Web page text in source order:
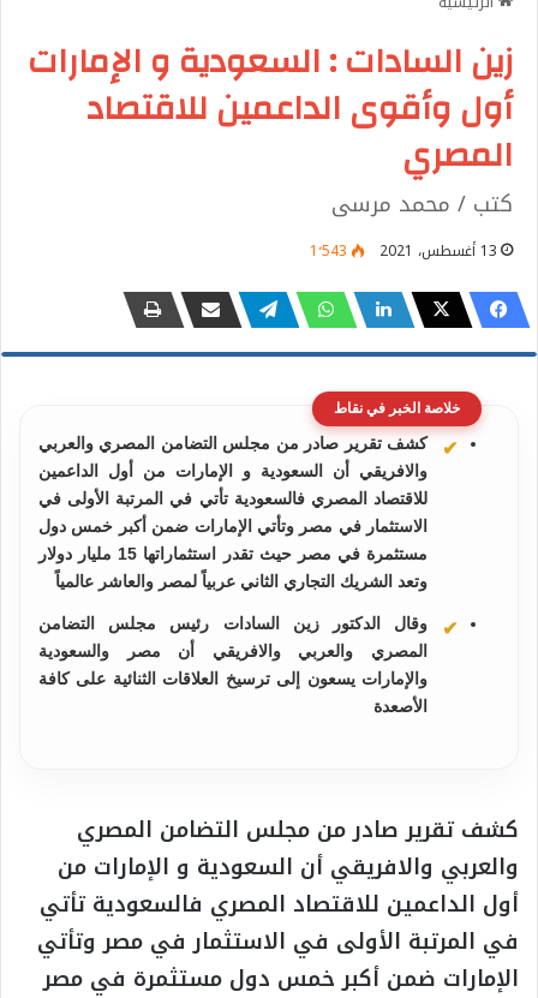
زين السادات : السعودية و الإمارات
أول وأقوى الداعمين للاقتصاد
المصري
كتب / محمد مرسى
13 أغسطس، 2021 1٬543
خلاصة الخبر في نقاط
كشف تقرير صادر من مجلس التضامن المصري والعربي
والافريقي أن السعودية و الإمارات من أول الداعمين
للاقتصاد المصري فالسعودية تأتي في المرتبة الأولى في
الاستثمار في مصر وتأتي الإمارات ضمن أكبر خمس دول
مستثمرة في مصر حيث تقدر استثماراتها 15 مليار دولار
وتعد الشريك التجاري الثاني عربياً لمصر والعاشر عالمياً
وقال الدكتور زين السادات رئيس مجلس التضامن
المصري والعربي والافريقي أن مصر والسعودية
والإمارات يسعون إلى ترسيخ العلاقات الثنائية على كافة
الأصعدة
كشف تقرير صادر من مجلس التضامن المصري
والعربي والافريقي أن السعودية و الإمارات من
أول الداعمين للاقتصاد المصري فالسعودية تأتي
في المرتبة الأولى في الاستثمار في مصر وتأتي
الإمارات ضمن أكبر خمس دول مستثمرة في مصر